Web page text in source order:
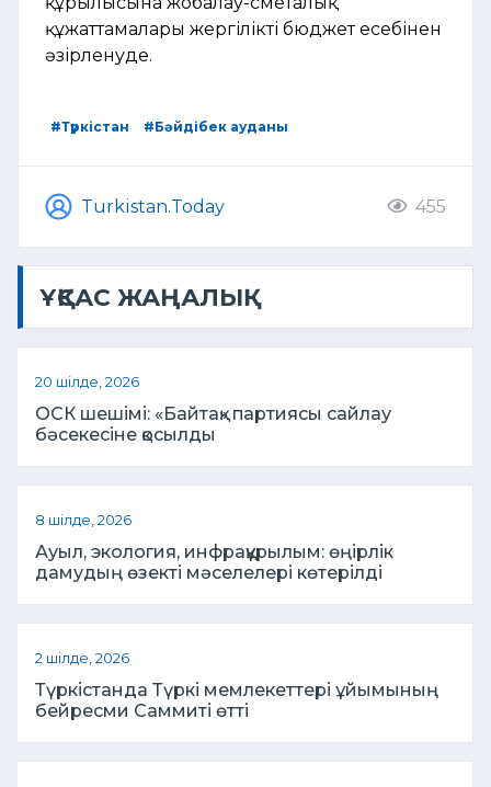
құжаттамалары жергілікті бюджет есебінен
әзірленуде.
#Түркістан #Бәйдібек ауданы
Turkistan.Today 455
ҰҚСАС ЖАҢАЛЫҚ
20 шілде, 2026
ОСК шешімі: «Байтақ» партиясы сайлау
бәсекесіне қосылды
8 шілде, 2026
Ауыл, экология, инфрақұрылым: өңірлік
дамудың өзекті мәселелері көтерілді
2 шілде, 2026
Түркістанда Түркі мемлекеттері ұйымының
бейресми Саммиті өтті